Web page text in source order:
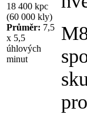
18 400 kpc
(60 000 kly)
Průměr: 7,5
x 5,5
úhlových
minut